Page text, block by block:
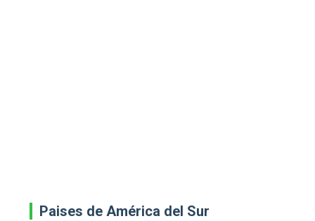
Paises de América del Sur